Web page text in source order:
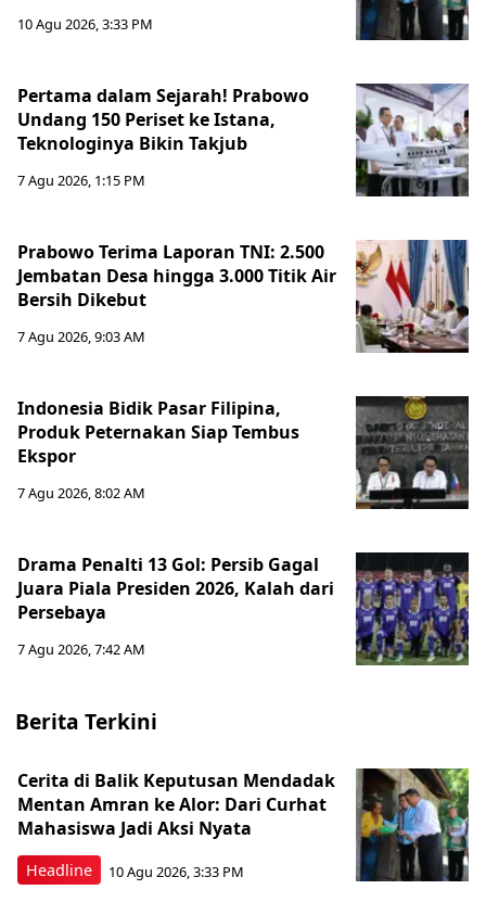
10 Agu 2026, 3:33 PM
Pertama dalam Sejarah! Prabowo
Undang 150 Periset ke Istana,
Teknologinya Bikin Takjub
7 Agu 2026, 1:15 PM
Prabowo Terima Laporan TNI: 2.500
Jembatan Desa hingga 3.000 Titik Air
Bersih Dikebut
7 Agu 2026, 9:03 AM
Indonesia Bidik Pasar Filipina,
Produk Peternakan Siap Tembus
Ekspor
7 Agu 2026, 8:02 AM
Drama Penalti 13 Gol: Persib Gagal
Juara Piala Presiden 2026, Kalah dari
Persebaya
7 Agu 2026, 7:42 AM
Berita Terkini
Headline
Cerita di Balik Keputusan Mendadak
Mentan Amran ke Alor: Dari Curhat
Mahasiswa Jadi Aksi Nyata
10 Agu 2026, 3:33 PM